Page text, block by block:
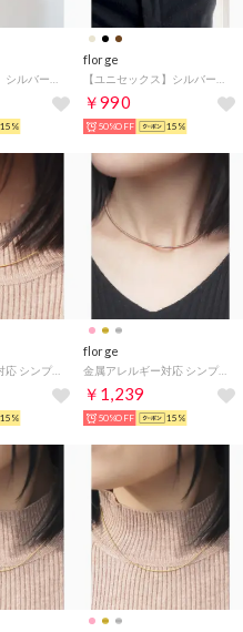
【ユニセックス】シルバーバックルシンプルレザーベルト （ベージュ）
15%
florge
【ユニセックス】シルバーバックルシンプルレザーベルト （ブラック）
￥990
50%OFF 15%
15%
florge
金属アレルギー対応 シンプルスネークチェーンステンレスネックレス 1.5mm/35cm （ピンクゴールド）
￥1,239
50%OFF 15%